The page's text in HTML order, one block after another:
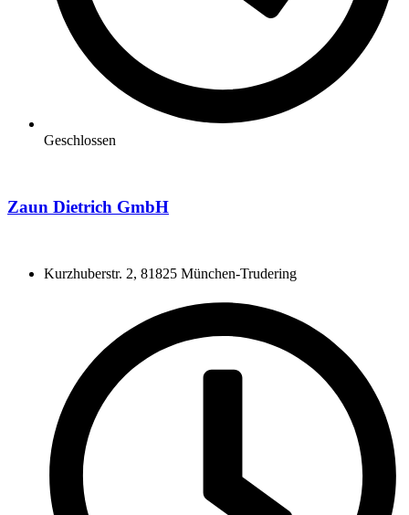
Geschlossen
Zaun Dietrich GmbH
Kurzhuberstr. 2, 81825 München-Trudering